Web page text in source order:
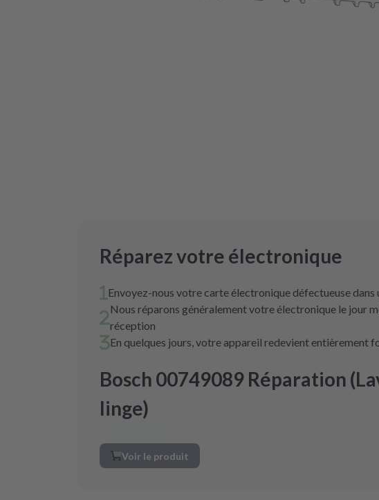
Réparez votre électronique
Envoyez-nous votre carte électronique défectueuse dans
Nous réparons généralement votre électronique le jour
réception
En quelques jours, votre appareil redevient entièrement
Bosch 00749089 Réparation
linge)
Voir le produit